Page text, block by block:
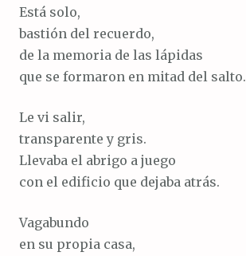
Está solo,
bastión del recuerdo,
de la memoria de las lápidas
que se formaron en mitad del salto.
Le vi salir,
transparente y gris.
Llevaba el abrigo a juego
con el edificio que dejaba atrás.
Vagabundo
en su propia casa,